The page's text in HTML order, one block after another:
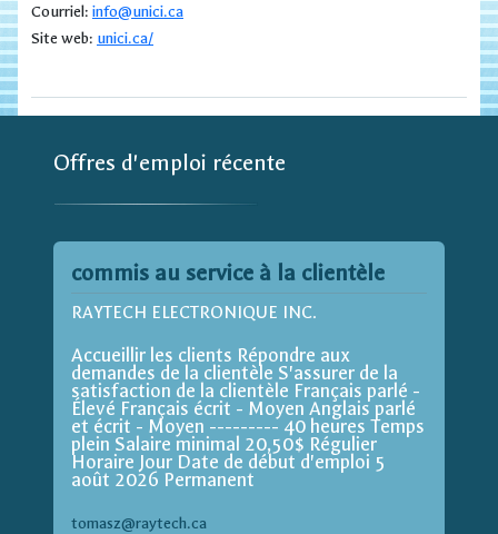
Courriel: info@unici.ca
Site web: unici.ca/
Offres d'emploi récente
commis au service à la clientèle
RAYTECH ELECTRONIQUE INC.
Accueillir les clients Répondre aux
demandes de la clientèle S'assurer de la
satisfaction de la clientèle Français parlé -
Élevé Français écrit - Moyen Anglais parlé
et écrit - Moyen --------- 40 heures Temps
plein Salaire minimal 20,50$ Régulier
Horaire Jour Date de début d'emploi 5
août 2026 Permanent
tomasz@raytech.ca